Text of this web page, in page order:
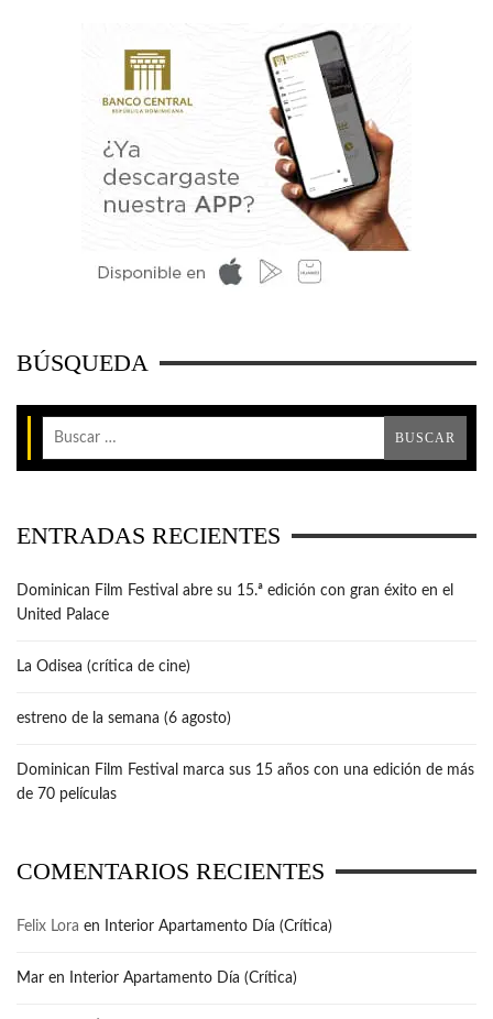
BÚSQUEDA
ENTRADAS RECIENTES
Dominican Film Festival abre su 15.ª edición con gran éxito en el
United Palace
La Odisea (crítica de cine)
estreno de la semana (6 agosto)
Dominican Film Festival marca sus 15 años con una edición de más
de 70 películas
COMENTARIOS RECIENTES
Felix Lora en Interior Apartamento Día (Crítica)
Mar en Interior Apartamento Día (Crítica)